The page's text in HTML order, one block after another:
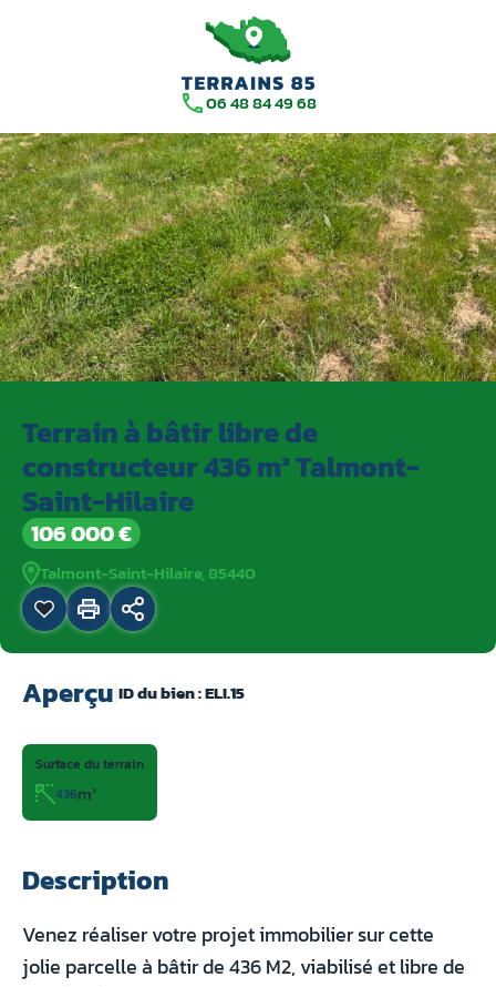
06 48 84 49 68
Terrain à bâtir libre de
constructeur 436 m² Talmont-
Saint-Hilaire
106 000 €
Talmont-Saint-Hilaire, 85440
Aperçu ID du bien :ELI.15
Surface du terrain
436m²
Description
Venez réaliser votre projet immobilier sur cette
jolie parcelle à bâtir de 436 M2, viabilisé et libre de